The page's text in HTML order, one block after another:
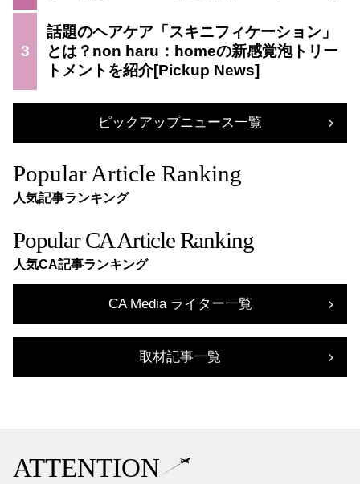
3
話題のヘアケア「スキニフィケーション」
とは？non haru：homeの新感覚泡トリー
トメントを紹介
ピックアップニュース一覧
Popular Article Ranking
人気記事ランキング
Popular CA Article Ranking
人気CA記事ランキング
CA Media ライター一覧
取材記事一覧
ATTENTION